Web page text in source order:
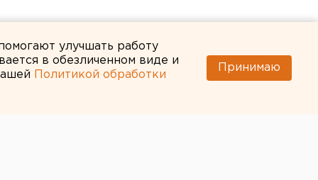
улучшать работу
в обезличенном виде и
Политикой обработки
Принимаю